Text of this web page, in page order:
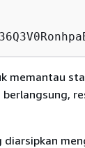
memantau
diarsipkan